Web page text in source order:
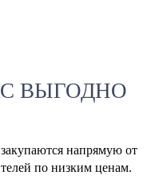
ВЫГОДНО
напрямую от
по низким ценам.